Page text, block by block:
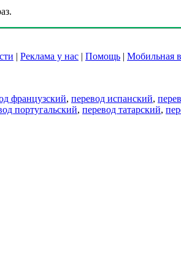
| Реклама у нас | Помощь | Мобильная
французский, перевод испанский,
португальский, перевод татарский,